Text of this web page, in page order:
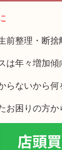
前整理・断捨
年々増加傾
らないから
お困りの方か